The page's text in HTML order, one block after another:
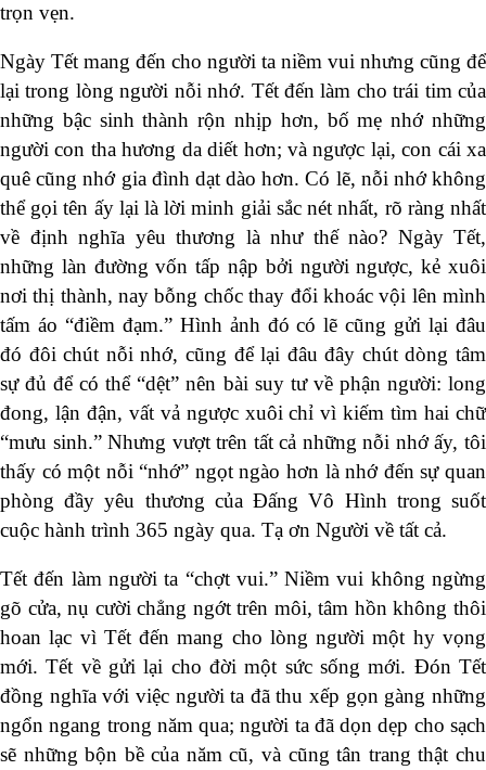
trọn vẹn.
Ngày Tết mang đến cho người ta niềm vui nhưng cũng để
lại trong lòng người nỗi nhớ. Tết đến làm cho trái tim của
những bậc sinh thành rộn nhịp hơn, bố mẹ nhớ những
người con tha hương da diết hơn; và ngược lại, con cái xa
quê cũng nhớ gia đình dạt dào hơn. Có lẽ, nỗi nhớ không
thể gọi tên ấy lại là lời minh giải sắc nét nhất, rõ ràng nhất
về định nghĩa yêu thương là như thế nào? Ngày Tết,
những làn đường vốn tấp nập bởi người ngược, kẻ xuôi
nơi thị thành, nay bỗng chốc thay đổi khoác vội lên mình
tấm áo “điềm đạm.” Hình ảnh đó có lẽ cũng gửi lại đâu
đó đôi chút nỗi nhớ, cũng để lại đâu đây chút dòng tâm
sự đủ để có thể “dệt” nên bài suy tư về phận người: long
đong, lận đận, vất vả ngược xuôi chỉ vì kiếm tìm hai chữ
“mưu sinh.” Nhưng vượt trên tất cả những nỗi nhớ ấy, tôi
thấy có một nỗi “nhớ” ngọt ngào hơn là nhớ đến sự quan
phòng đầy yêu thương của Đấng Vô Hình trong suốt
cuộc hành trình 365 ngày qua. Tạ ơn Người về tất cả.
Tết đến làm người ta “chợt vui.” Niềm vui không ngừng
gõ cửa, nụ cười chẳng ngớt trên môi, tâm hồn không thôi
hoan lạc vì Tết đến mang cho lòng người một hy vọng
mới. Tết về gửi lại cho đời một sức sống mới. Đón Tết
đồng nghĩa với việc người ta đã thu xếp gọn gàng những
ngổn ngang trong năm qua; người ta đã dọn dẹp cho sạch
sẽ những bộn bề của năm cũ, và cũng tân trang thật chu